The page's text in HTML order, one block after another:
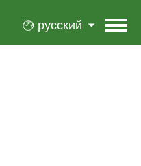
русский